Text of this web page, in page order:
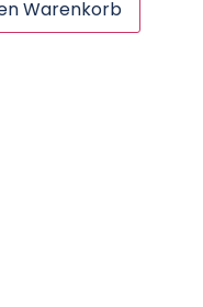
Warenkorb